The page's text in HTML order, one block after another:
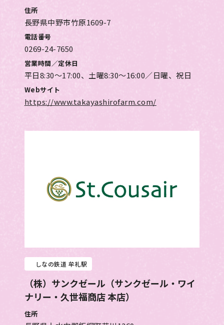
住所
長野県中野市竹原1609-7
電話番号
0269-24-7650
営業時間／定休日
平日8:30～17:00、土曜8:30～16:00／日曜、祝日
Webサイト
https://www.takayashirofarm.com/
しなの鉄道 牟礼駅
（株）サンクゼール（サンクゼール・ワイ
ナリー・久世福商店 本店）
住所